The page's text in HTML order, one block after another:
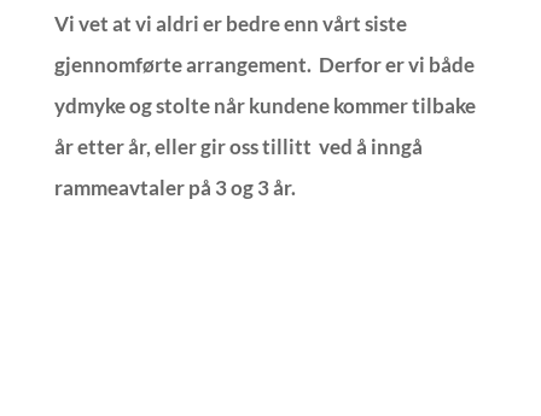
Vi vet at vi aldri er bedre enn vårt siste
gjennomførte arrangement. Derfor er vi både
ydmyke og stolte når kundene kommer tilbake
år etter år, eller gir oss tillitt ved å inngå
rammeavtaler på 3 og 3 år.